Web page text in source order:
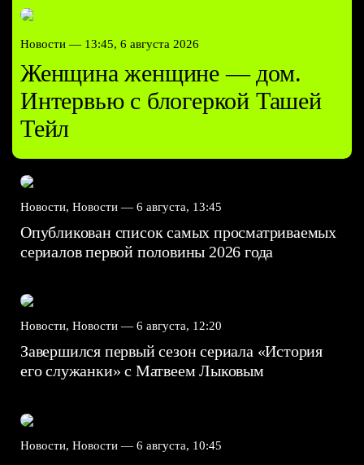
Новости — 13:45, 6 августа 2026
Женщина женщине — дом.
Интервью с блогеркой Ташей
Тейл
Новости, Новости — 6 августа, 13:45
Опубликован список самых просматриваемых
сериалов первой половины 2026 года
Новости, Новости — 6 августа, 12:20
Завершился первый сезон сериала «История
его служанки» с Матвеем Лыковым
Новости, Новости — 6 августа, 10:45